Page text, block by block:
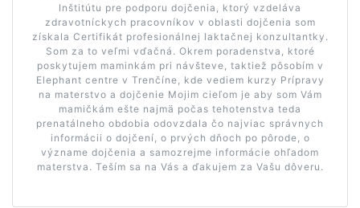
Inštitútu pre podporu dojčenia, ktorý vzdeláva
zdravotníckych pracovníkov v oblasti dojčenia som
získala Certifikát profesionálnej laktačnej konzultantky.
Som za to veľmi vďačná. Okrem poradenstva, ktoré
poskytujem maminkám pri návšteve, taktiež pôsobím v
Elephant centre v Trenčíne, kde vediem kurzy Prípravy
na materstvo a dojčenie Mojim cieľom je aby som Vám
mamičkám ešte najmä počas tehotenstva teda
prenatálneho obdobia odovzdala čo najviac správnych
informácii o dojčení, o prvých dňoch po pôrode, o
význame dojčenia a samozrejme informácie ohľadom
materstva. Teším sa na Vás a ďakujem za Vašu dôveru.